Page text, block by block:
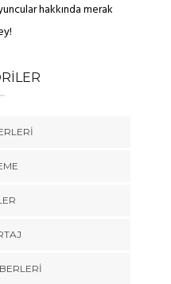
hakkında merak